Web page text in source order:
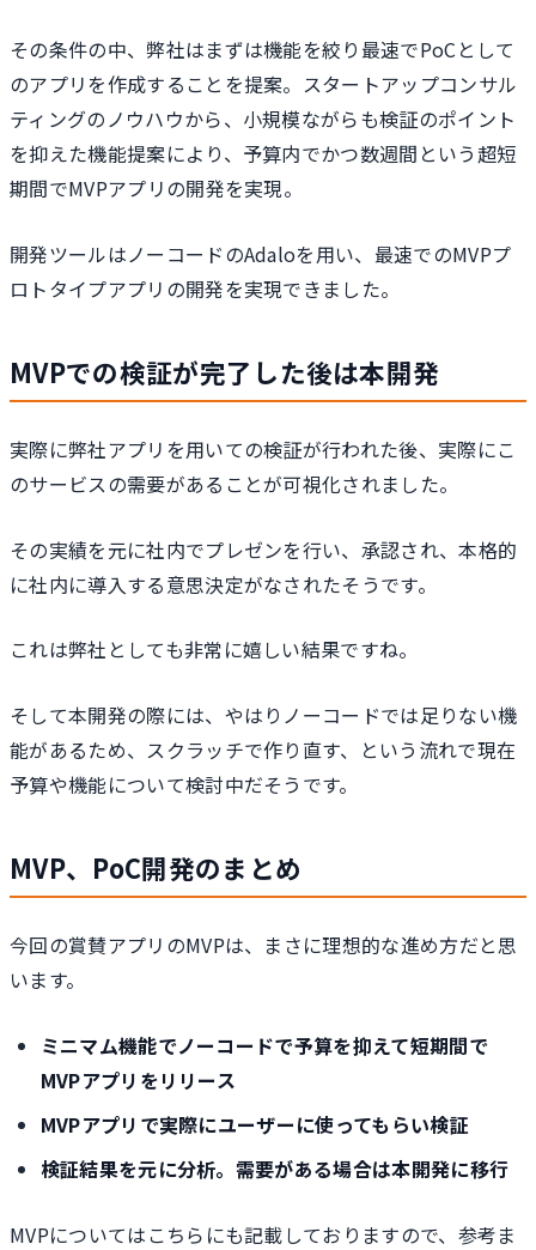
その条件の中、弊社はまずは機能を絞り最速でPoCとして
のアプリを作成することを提案。スタートアップコンサル
ティングのノウハウから、小規模ながらも検証のポイント
を抑えた機能提案により、予算内でかつ数週間という超短
期間でMVPアプリの開発を実現。
開発ツールはノーコードのAdaloを用い、最速でのMVPプ
ロトタイプアプリの開発を実現できました。
MVPでの検証が完了した後は本開発
実際に弊社アプリを用いての検証が行われた後、実際にこ
のサービスの需要があることが可視化されました。
その実績を元に社内でプレゼンを行い、承認され、本格的
に社内に導入する意思決定がなされたそうです。
これは弊社としても非常に嬉しい結果ですね。
そして本開発の際には、やはりノーコードでは足りない機
能があるため、スクラッチで作り直す、という流れで現在
予算や機能について検討中だそうです。
MVP、PoC開発のまとめ
今回の賞賛アプリのMVPは、まさに理想的な進め方だと思
います。
ミニマム機能でノーコードで予算を抑えて短期間で
MVPアプリをリリース
MVPアプリで実際にユーザーに使ってもらい検証
検証結果を元に分析。需要がある場合は本開発に移行
MVPについてはこちらにも記載しておりますので、参考ま